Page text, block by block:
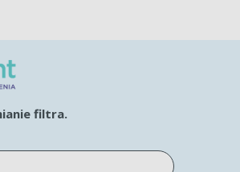
filtra.